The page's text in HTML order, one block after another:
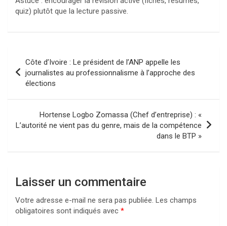
quiz) plutôt que la lecture passive.
de
l’article
Côte d’Ivoire : Le président de l’ANP appelle les
journalistes au professionnalisme à l’approche des
élections
Hortense Logbo Zomassa (Chef d’entreprise) : «
L’autorité ne vient pas du genre, mais de la compétence
dans le BTP »
Laisser un commentaire
Votre adresse e-mail ne sera pas publiée. Les champs
obligatoires sont indiqués avec *